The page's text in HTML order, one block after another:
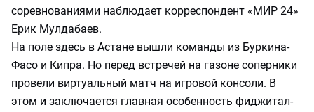
соревнованиями наблюдает корреспондент «МИР 24»
Ерик Мулдабаев.
На поле здесь в Астане вышли команды из Буркина-
Фасо и Кипра. Но перед встречей на газоне соперники
провели виртуальный матч на игровой консоли. В
этом и заключается главная особенность фиджитал-